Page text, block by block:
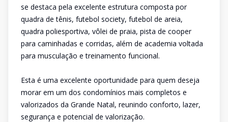
se destaca pela excelente estrutura composta por
quadra de tênis, futebol society, futebol de areia,
quadra poliesportiva, vôlei de praia, pista de cooper
para caminhadas e corridas, além de academia voltada
para musculação e treinamento funcional.
Esta é uma excelente oportunidade para quem deseja
morar em um dos condomínios mais completos e
valorizados da Grande Natal, reunindo conforto, lazer,
segurança e potencial de valorização.